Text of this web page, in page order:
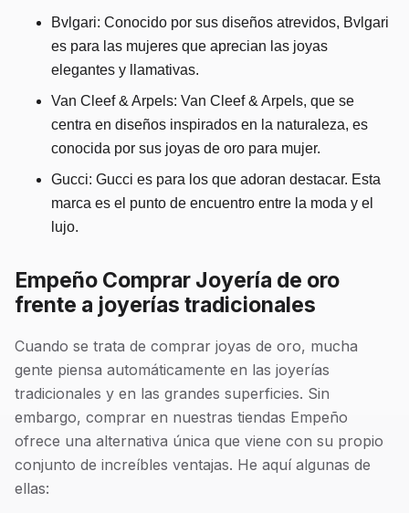
Bvlgari: Conocido por sus diseños atrevidos, Bvlgari
es para las mujeres que aprecian las joyas
elegantes y llamativas.
Van Cleef & Arpels: Van Cleef & Arpels, que se
centra en diseños inspirados en la naturaleza, es
conocida por sus joyas de oro para mujer.
Gucci: Gucci es para los que adoran destacar. Esta
marca es el punto de encuentro entre la moda y el
lujo.
Empeño Comprar Joyería de oro
frente a joyerías tradicionales
Cuando se trata de comprar joyas de oro, mucha
gente piensa automáticamente en las joyerías
tradicionales y en las grandes superficies. Sin
embargo, comprar en nuestras tiendas Empeño
ofrece una alternativa única que viene con su propio
conjunto de increíbles ventajas. He aquí algunas de
ellas: